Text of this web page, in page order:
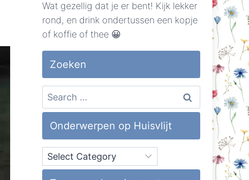
Wat gezellig dat je er bent! Kijk lekker
rond, en drink ondertussen een kopje
of koffie of thee 😀
Zoeken
Search
for:
Onderwerpen op Huisvlijt
Onderwerpen
op